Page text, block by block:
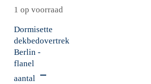
1 op voorraad
Dormisette
dekbedovertrek
Berlin -
flanel
aantal